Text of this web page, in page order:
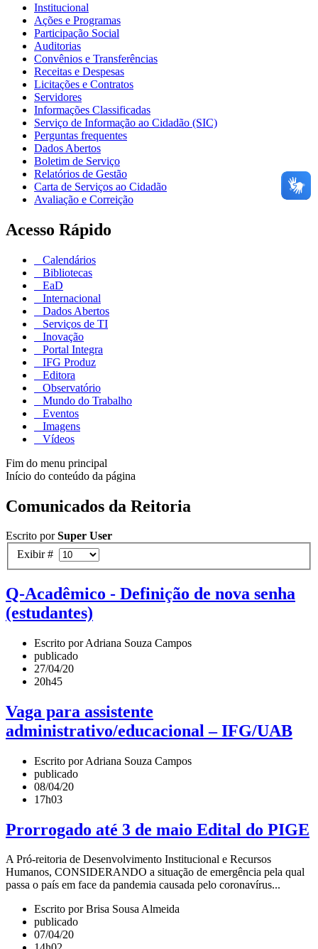
Institucional
Ações e Programas
Participação Social
Auditorias
Convênios e Transferências
Receitas e Despesas
Licitações e Contratos
Servidores
Informações Classificadas
Serviço de Informação ao Cidadão (SIC)
Perguntas frequentes
Dados Abertos
Boletim de Serviço
Relatórios de Gestão
Carta de Serviços ao Cidadão
Avaliação e Correição
Acesso Rápido
Calendários
Bibliotecas
EaD
Internacional
Dados Abertos
Serviços de TI
Inovação
Portal Integra
IFG Produz
Editora
Observatório
Mundo do Trabalho
Eventos
Imagens
Vídeos
Fim do menu principal
Início do conteúdo da página
Comunicados da Reitoria
Escrito porSuper User
Exibir #
Q-Acadêmico - Definição de nova senha
(estudantes)
Escrito por Adriana Souza Campos
publicado
27/04/20
20h45
Vaga para assistente
administrativo/educacional – IFG/UAB
Escrito por Adriana Souza Campos
publicado
08/04/20
17h03
Prorrogado até 3 de maio Edital do PIGE
A Pró-reitoria de Desenvolvimento Institucional e Recursos
Humanos, CONSIDERANDO a situação de emergência pela qual
passa o país em face da pandemia causada pelo coronavírus...
Escrito por Brisa Sousa Almeida
publicado
07/04/20